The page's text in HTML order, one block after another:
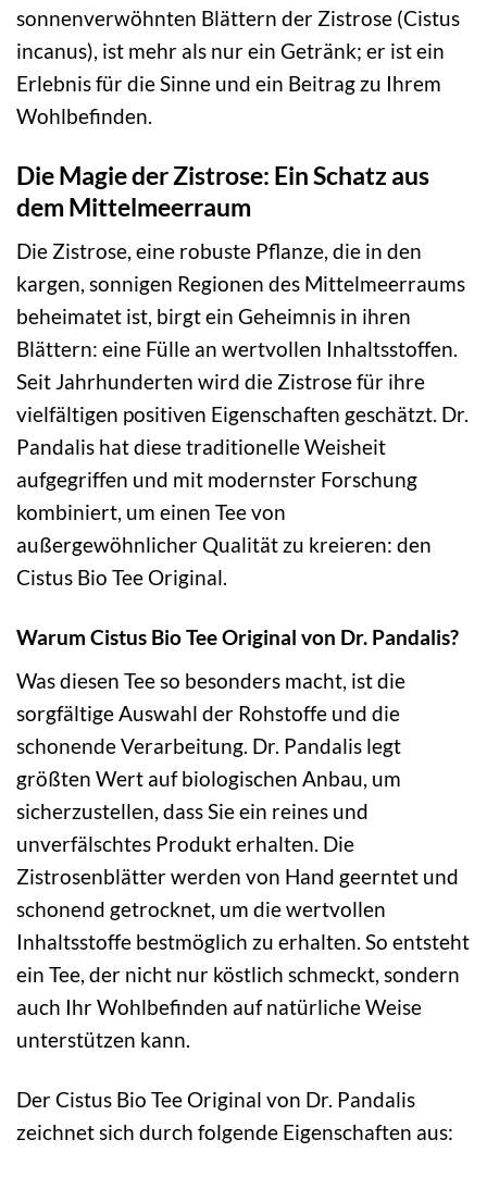
sonnenverwöhnten Blättern der Zistrose (Cistus
incanus), ist mehr als nur ein Getränk; er ist ein
Erlebnis für die Sinne und ein Beitrag zu Ihrem
Wohlbefinden.
Die Magie der Zistrose: Ein Schatz aus
dem Mittelmeerraum
Die Zistrose, eine robuste Pflanze, die in den
kargen, sonnigen Regionen des Mittelmeerraums
beheimatet ist, birgt ein Geheimnis in ihren
Blättern: eine Fülle an wertvollen Inhaltsstoffen.
Seit Jahrhunderten wird die Zistrose für ihre
vielfältigen positiven Eigenschaften geschätzt. Dr.
Pandalis hat diese traditionelle Weisheit
aufgegriffen und mit modernster Forschung
kombiniert, um einen Tee von
außergewöhnlicher Qualität zu kreieren: den
Cistus Bio Tee Original.
Warum Cistus Bio Tee Original von Dr. Pandalis?
Was diesen Tee so besonders macht, ist die
sorgfältige Auswahl der Rohstoffe und die
schonende Verarbeitung. Dr. Pandalis legt
größten Wert auf biologischen Anbau, um
sicherzustellen, dass Sie ein reines und
unverfälschtes Produkt erhalten. Die
Zistrosenblätter werden von Hand geerntet und
schonend getrocknet, um die wertvollen
Inhaltsstoffe bestmöglich zu erhalten. So entsteht
ein Tee, der nicht nur köstlich schmeckt, sondern
auch Ihr Wohlbefinden auf natürliche Weise
unterstützen kann.
Der Cistus Bio Tee Original von Dr. Pandalis
zeichnet sich durch folgende Eigenschaften aus: